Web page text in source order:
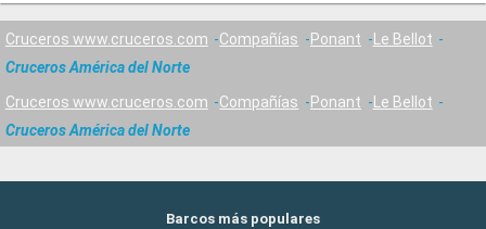
Cruceros www.cruceros.com Compañías Ponant
Le Bellot
Cruceros América del Norte
Cruceros www.cruceros.com Compañías Ponant
Le Bellot
Cruceros América del Norte
Barcos más populares